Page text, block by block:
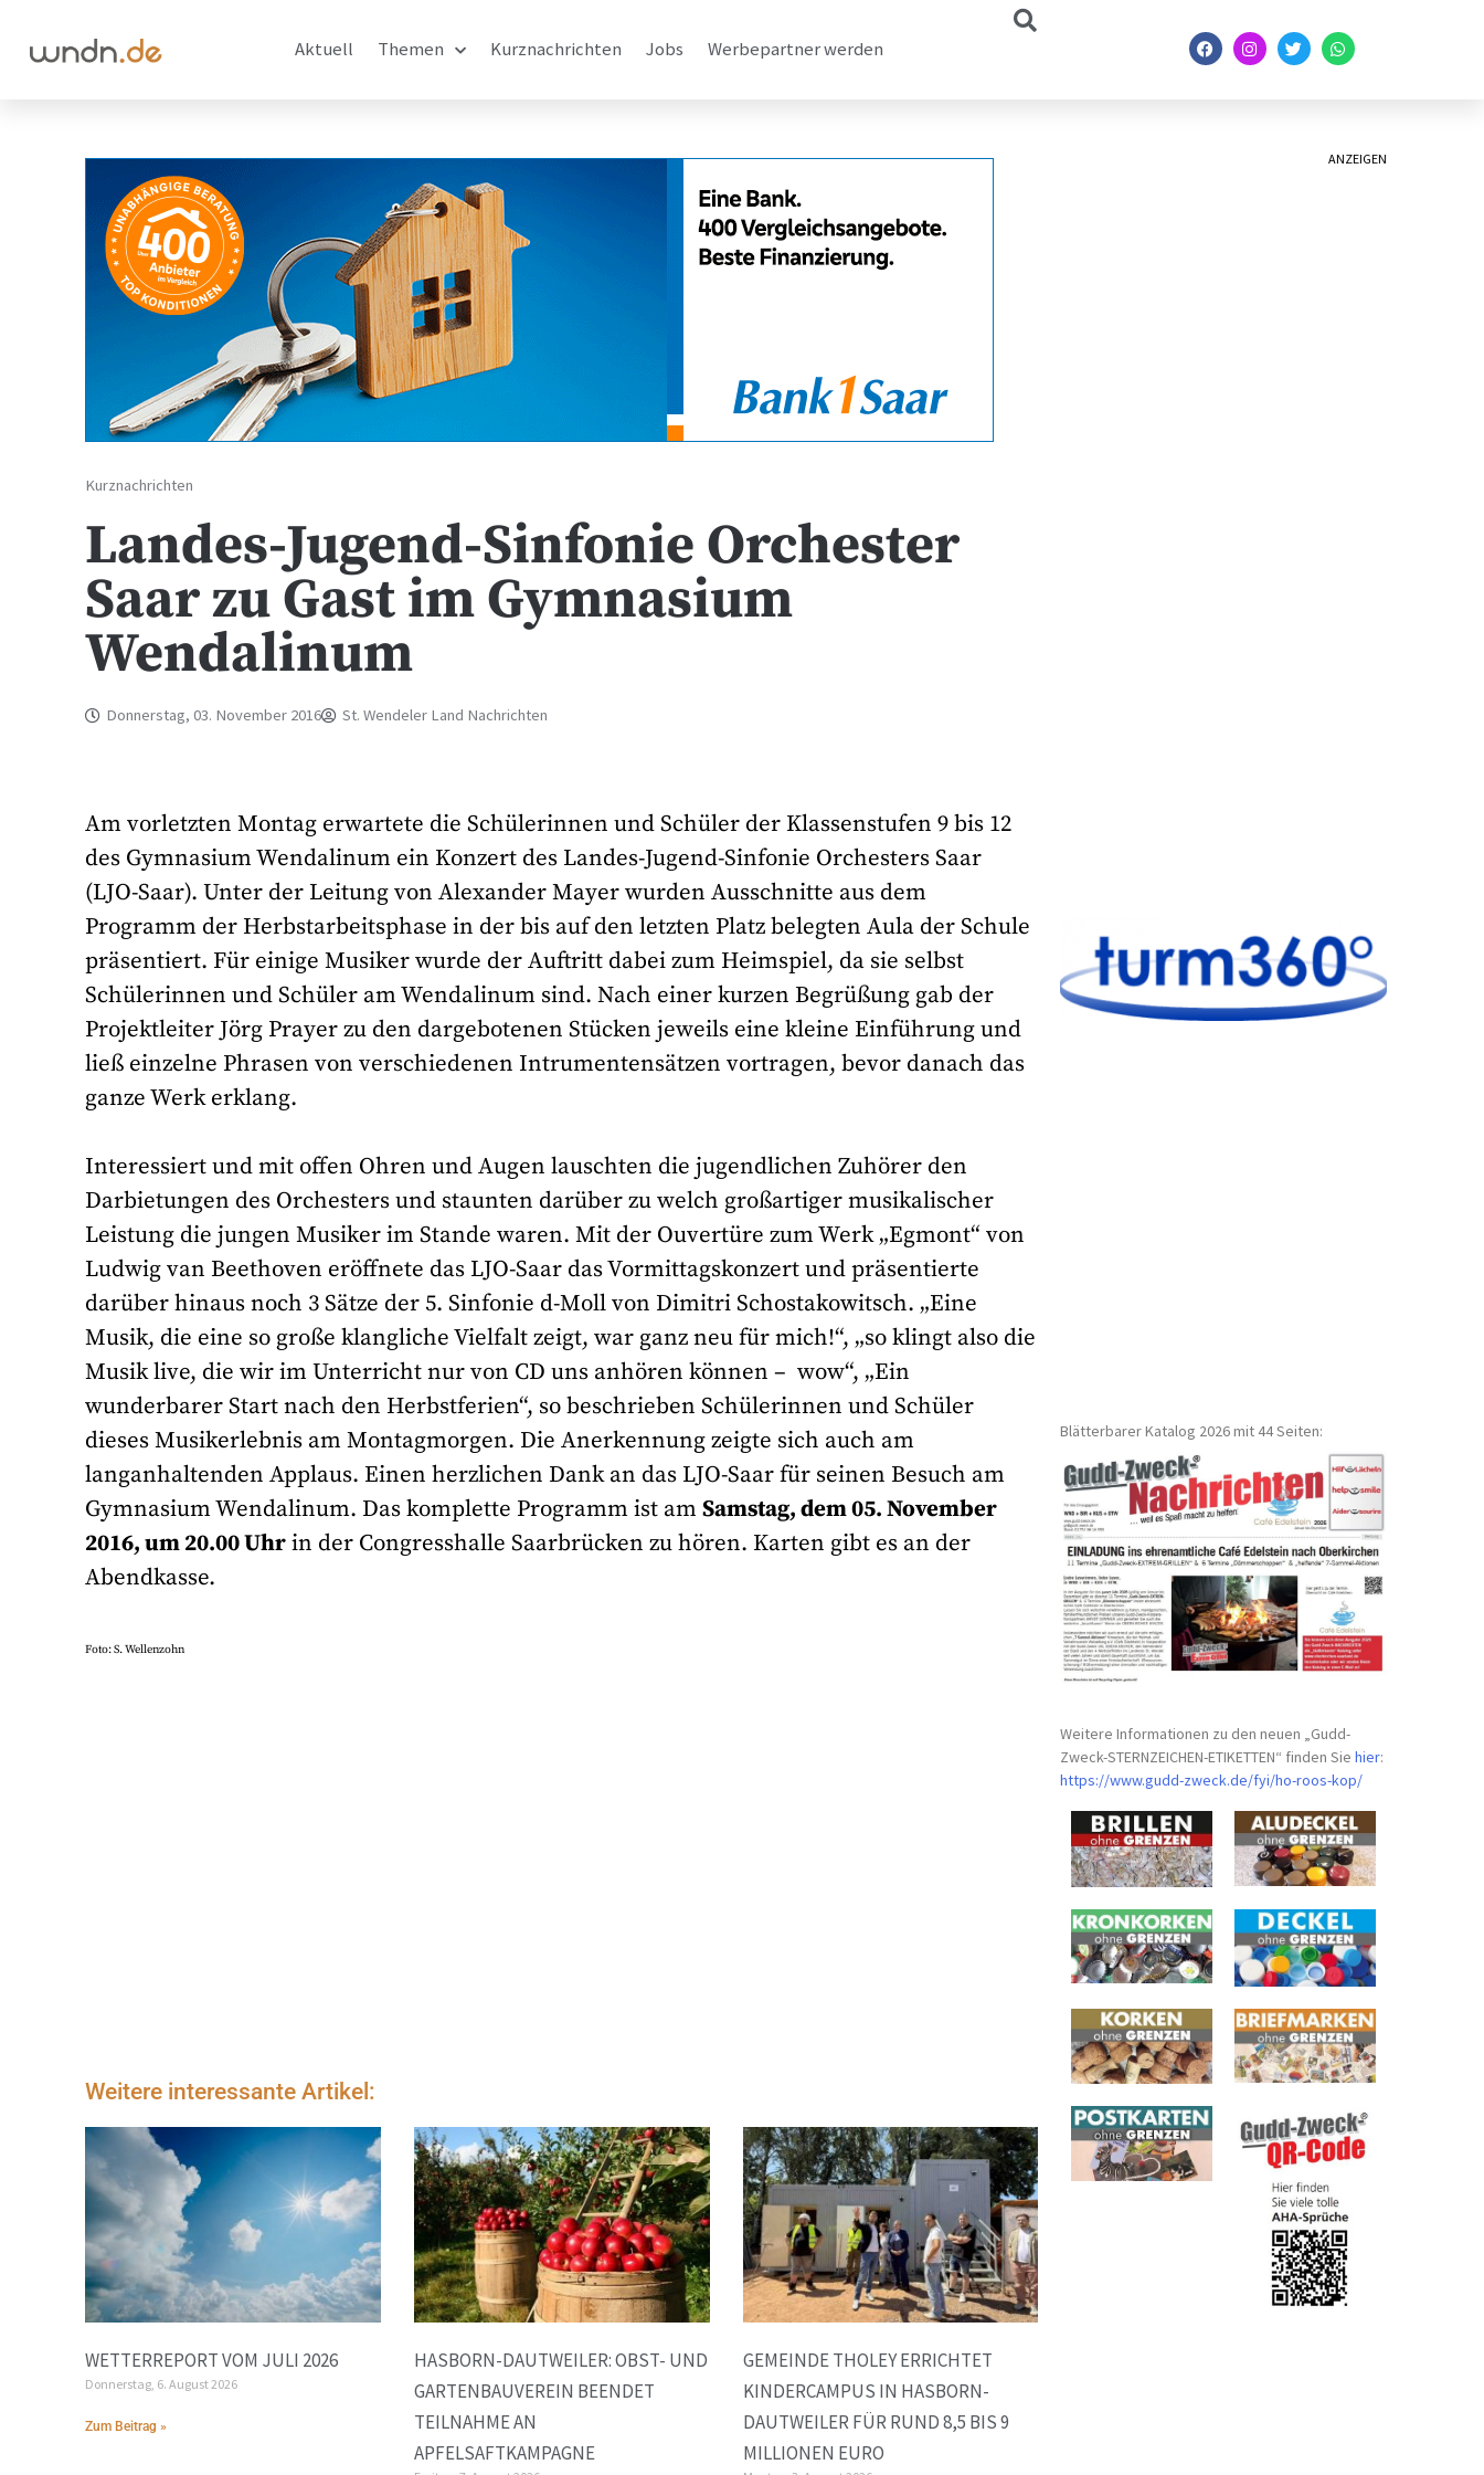
Aktuell Themen Kurznachrichten Jobs Werbepartner werden
Kurznachrichten
Landes-Jugend-Sinfonie Orchester
Saar zu Gast im Gymnasium
Wendalinum
Donnerstag, 03. November 2016 St. Wendeler Land Nachrichten
Am vorletzten Montag erwartete die Schülerinnen und Schüler der Klassenstufen 9 bis 12
des Gymnasium Wendalinum ein Konzert des Landes-Jugend-Sinfonie Orchesters Saar
(LJO-Saar). Unter der Leitung von Alexander Mayer wurden Ausschnitte aus dem
Programm der Herbstarbeitsphase in der bis auf den letzten Platz belegten Aula der Schule
präsentiert. Für einige Musiker wurde der Auftritt dabei zum Heimspiel, da sie selbst
Schülerinnen und Schüler am Wendalinum sind. Nach einer kurzen Begrüßung gab der
Projektleiter Jörg Prayer zu den dargebotenen Stücken jeweils eine kleine Einführung und
ließ einzelne Phrasen von verschiedenen Intrumentensätzen vortragen, bevor danach das
ganze Werk erklang.
Interessiert und mit offen Ohren und Augen lauschten die jugendlichen Zuhörer den
Darbietungen des Orchesters und staunten darüber zu welch großartiger musikalischer
Leistung die jungen Musiker im Stande waren. Mit der Ouvertüre zum Werk „Egmont“ von
Ludwig van Beethoven eröffnete das LJO-Saar das Vormittagskonzert und präsentierte
darüber hinaus noch 3 Sätze der 5. Sinfonie d-Moll von Dimitri Schostakowitsch. „Eine
Musik, die eine so große klangliche Vielfalt zeigt, war ganz neu für mich!“, „so klingt also die
Musik live, die wir im Unterricht nur von CD uns anhören können – wow“, „Ein
wunderbarer Start nach den Herbstferien“, so beschrieben Schülerinnen und Schüler
dieses Musikerlebnis am Montagmorgen. Die Anerkennung zeigte sich auch am
langanhaltenden Applaus. Einen herzlichen Dank an das LJO-Saar für seinen Besuch am
Gymnasium Wendalinum. Das komplette Programm ist amSamstag, dem 05. November
2016, um 20.00 Uhrin der Congresshalle Saarbrücken zu hören. Karten gibt es an der
Abendkasse.
Foto: S. Wellenzohn
Weitere interessante Artikel:
WETTERREPORT VOM JULI 2026
Donnerstag, 6. August 2026
Zum Beitrag »
HASBORN-DAUTWEILER: OBST- UND
GARTENBAUVEREIN BEENDET
TEILNAHME AN
APFELSAFTKAMPAGNE
GEMEINDE THOLEY ERRICHTET
KINDERCAMPUS IN HASBORN-
DAUTWEILER FÜR RUND 8,5 BIS 9
MILLIONEN EURO
ANZEIGEN
Blätterbarer Katalog 2026 mit 44 Seiten:
Weitere Informationen zu den neuen „Gudd-
Zweck-STERNZEICHEN-ETIKETTEN“ finden Siehier:
https://www.gudd-zweck.de/fyi/ho-roos-kop/